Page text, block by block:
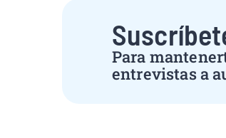
Para
entrevistas a